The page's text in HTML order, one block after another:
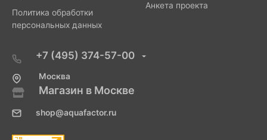
Политика обработки
персональных данных
Анкета проекта
+7 (495) 374-57-00
Москва
Магазин в Москве
shop@aquafactor.ru